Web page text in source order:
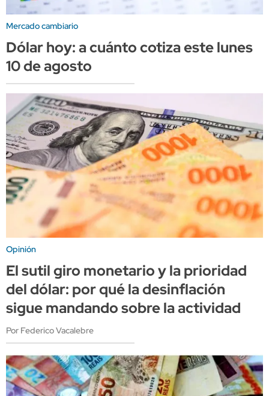
Mercado cambiario
Dólar hoy: a cuánto cotiza este lunes
10 de agosto
Opinión
El sutil giro monetario y la prioridad
del dólar: por qué la desinflación
sigue mandando sobre la actividad
Por Federico Vacalebre